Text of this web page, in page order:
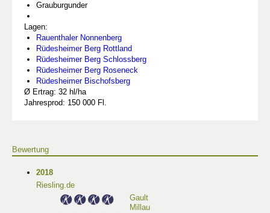
Grauburgunder
Lagen:
Rauenthaler Nonnenberg
Rüdesheimer Berg Rottland
Rüdesheimer Berg Schlossberg
Rüdesheimer Berg Roseneck
Rüdesheimer Bischofsberg
Ø Ertrag: 32 hl/ha
Jahresprod: 150 000 Fl.
Bewertung
2018
Riesling.de
Gault
Millau